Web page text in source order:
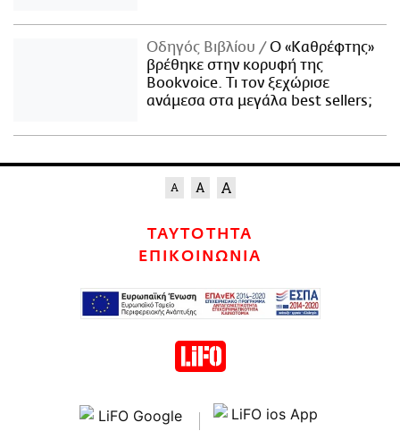
Οδηγός Βιβλίου
Ο «Καθρέφτης»
βρέθηκε στην κορυφή της
Bookvoice. Τι τον ξεχώρισε
ανάμεσα στα μεγάλα best sellers;
ΤΑΥΤΟΤΗΤΑ
ΕΠΙΚΟΙΝΩΝΙΑ